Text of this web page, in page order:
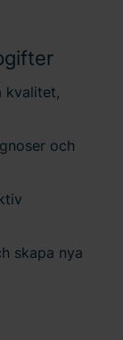
kvalitet,
och
skapa nya